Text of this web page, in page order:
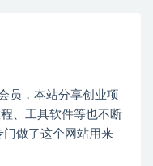
员，本站分享创业项
、工具软件等也不断
门做了这个网站用来